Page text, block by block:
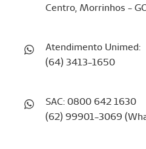
Centro, Morrinhos -
Atendimento Unimed:
(64) 3413-1650
SAC: 0800 642 1630
(62) 99901-3069